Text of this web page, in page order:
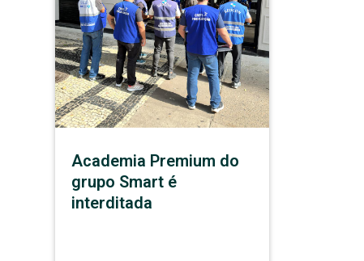
Academia Premium do
grupo Smart é
interditada